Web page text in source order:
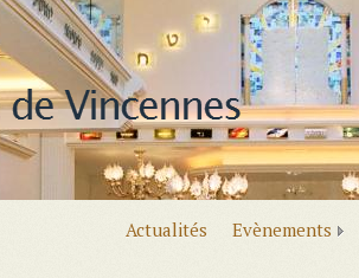
Actualités Evènements